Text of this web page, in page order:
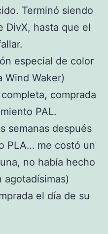
Terminó siendo
DivX, hasta que el
especial de color
Wind Waker)
comprada
PAL.
semanas después
PLA… me costó un
no había hecho
agotadísimas)
el día de su